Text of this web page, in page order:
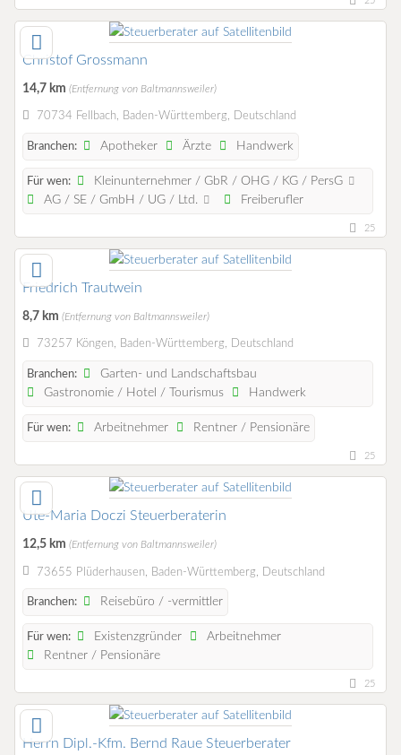
Christof Grossmann
14,7 km (Entfernung von Baltmannsweiler)
70734 Fellbach, Baden-Württemberg, Deutschland
Branchen: Apotheker Ärzte Handwerk
Für wen:
Kleinunternehmer / GbR / OHG / KG / PersG
AG / SE / GmbH / UG / Ltd.
Freiberufler
25
Friedrich Trautwein
8,7 km (Entfernung von Baltmannsweiler)
73257 Köngen, Baden-Württemberg, Deutschland
Branchen:
Garten- und Landschaftsbau
Gastronomie / Hotel / Tourismus
Handwerk
Für wen: Arbeitnehmer Rentner / Pensionäre
25
Ute-Maria Doczi Steuerberaterin
12,5 km (Entfernung von Baltmannsweiler)
73655 Plüderhausen, Baden-Württemberg, Deutschland
Branchen: Reisebüro / -vermittler
Für wen: Existenzgründer
Arbeitnehmer
Rentner / Pensionäre
25
Herrn Dipl.-Kfm. Bernd Raue Steuerberater